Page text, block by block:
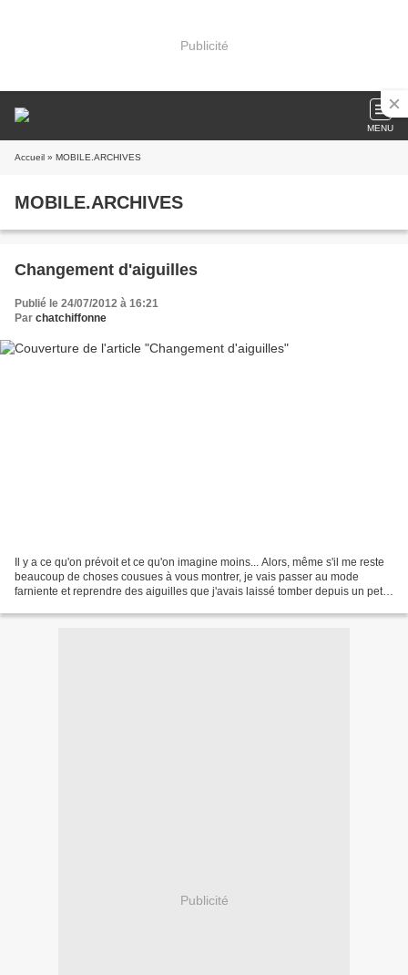
Publicité
MENU
Accueil » MOBILE.ARCHIVES
MOBILE.ARCHIVES
Changement d'aiguilles
Publié le 24/07/2012 à 16:21
Par chatchiffonne
Il y a ce qu'on prévoit et ce qu'on imagine moins... Alors, même s'il me reste
beaucoup de choses cousues à vous montrer, je vais passer au mode
farniente et reprendre des aiguilles que j'avais laissé tomber depuis un petit
Publicité